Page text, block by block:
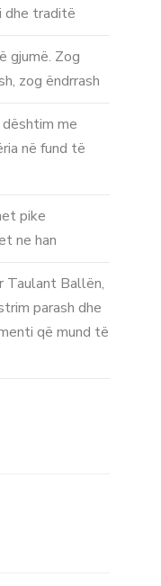
dhe traditë
gjumë. Zog
zog ëndrrash
me
në fund të
pike
ne han
Taulant Ballën,
parash dhe
që mund të